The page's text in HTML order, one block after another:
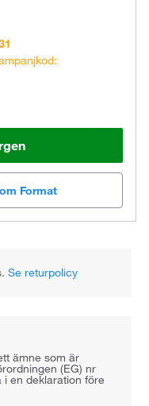
Format
Se returpolicy
ämne som är
(EG) nr
i en deklaration före